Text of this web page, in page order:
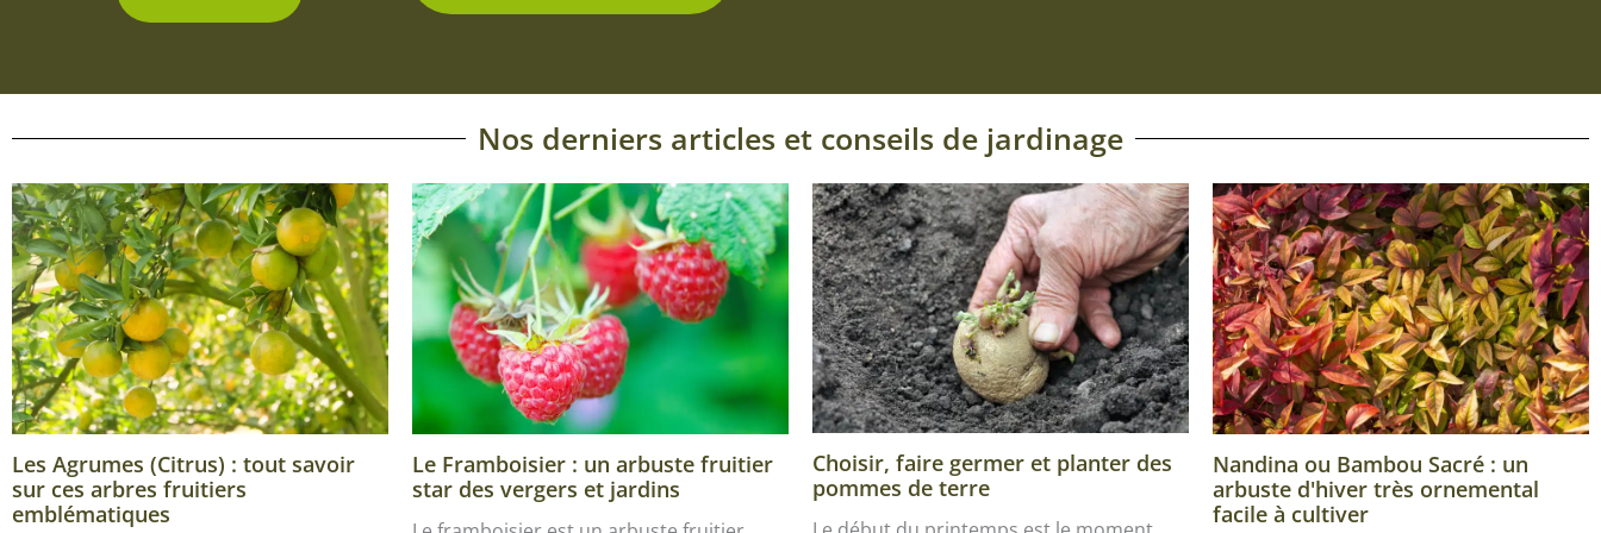
Nos derniers articles et conseils de jardinage
Les Agrumes (Citrus) : tout savoir
sur ces arbres fruitiers
emblématiques
Le Framboisier : un arbuste fruitier
star des vergers et jardins
Choisir, faire germer et planter des
pommes de terre
Nandina ou Bambou Sacré : un
arbuste d'hiver très ornemental
facile à cultiver